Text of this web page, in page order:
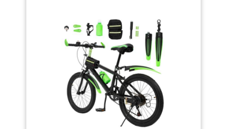
suffisante pour une accélération
et une montée en douceur.
Rendant le pédalage plus fluide
et agréable Sécurité et confort
améliorés : double suspension et
amortisseur de selle, qui
réduisent efficacement les
vibrations et améliorent la
sécurité pour une conduite
fluide sur des terrains
accidentés. Le phare LED
lumineux et le feu arrière de
robustesse et supporte une
charge maximale de 150 kg,
convenant à de nombreux
cyclistes adultes. Suspension
Avant pour un Meilleur Confort
de Conduite: La fourche à
suspension avant réduit les
impacts dus aux surfaces
irrégulières et améliore le
confort et la stabilité sur les
chemins de gravier, sentiers
forestiers ou routes en mauvais
état. Freins à Disque pour un
Contrôle Fiable: Équipé de freins
à disque, ce vélo offre une